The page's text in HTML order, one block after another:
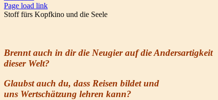
Page load link
Stoff fürs Kopfkino und die Seele
Brennt auch in dir die Neugier auf die Andersartigkeit
dieser Welt?
Glaubst auch du, dass Reisen bildet und
uns Wertschätzung lehren kann?